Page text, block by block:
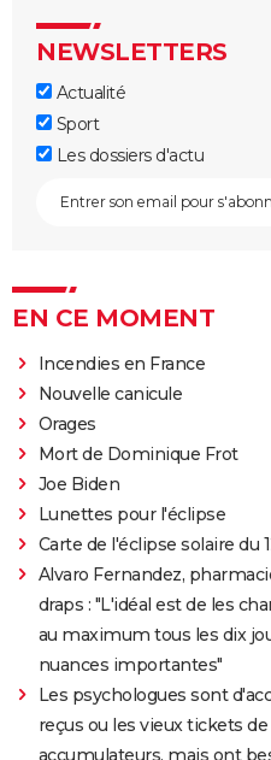
NEWSLETTERS
Actualité
Sport
Les dossiers d'actu
EN CE MOMENT
Incendies en France
Nouvelle canicule
Orages
Mort de Dominique Frot
Joe Biden
Lunettes pour l'éclipse
Carte de l'éclipse solaire du
Alvaro Fernandez,
draps : "L'idéal est de les
au maximum tous les dix
nuances importantes"
Les psychologues sont
reçus ou les vieux tickets
accumulateurs, mais ont